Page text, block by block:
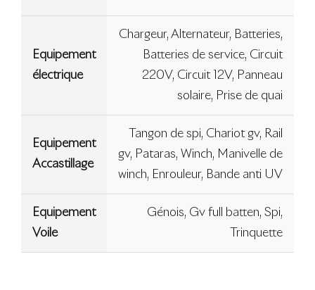
Equipement
électrique
Chargeur, Alternateur, Batteries,
Batteries de service, Circuit
220V, Circuit 12V, Panneau
solaire, Prise de quai
Equipement
Accastillage
Tangon de spi, Chariot gv, Rail
gv, Pataras, Winch, Manivelle de
winch, Enrouleur, Bande anti UV
Equipement
Voile
Génois, Gv full batten, Spi,
Trinquette